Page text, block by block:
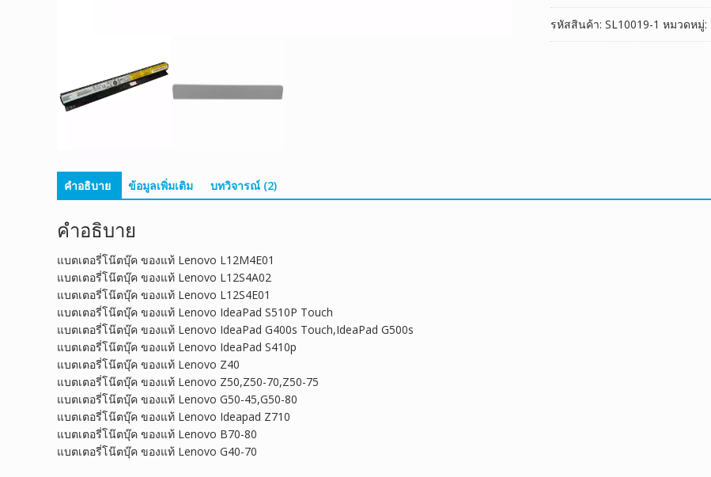
รหัสสินค้า: SL10019-1 หมวดหมู่:
คำอธิบาย ข้อมูลเพิ่มเติม บทวิจารณ์ (2)
คำอธิบาย
แบตเตอรี่โน๊ตบุ๊ค ของแท้ Lenovo L12M4E01
แบตเตอรี่โน๊ตบุ๊ค ของแท้ Lenovo L12S4A02
แบตเตอรี่โน๊ตบุ๊ค ของแท้ Lenovo L12S4E01
แบตเตอรี่โน๊ตบุ๊ค ของแท้ Lenovo IdeaPad S510P Touch
แบตเตอรี่โน๊ตบุ๊ค ของแท้ Lenovo IdeaPad G400s Touch,IdeaPad G500s
แบตเตอรี่โน๊ตบุ๊ค ของแท้ Lenovo IdeaPad S410p
แบตเตอรี่โน๊ตบุ๊ค ของแท้ Lenovo Z40
แบตเตอรี่โน๊ตบุ๊ค ของแท้ Lenovo Z50,Z50-70,Z50-75
แบตเตอรี่โน๊ตบุ๊ค ของแท้ Lenovo G50-45,G50-80
แบตเตอรี่โน๊ตบุ๊ค ของแท้ Lenovo Ideapad Z710
แบตเตอรี่โน๊ตบุ๊ค ของแท้ Lenovo B70-80
แบตเตอรี่โน๊ตบุ๊ค ของแท้ Lenovo G40-70